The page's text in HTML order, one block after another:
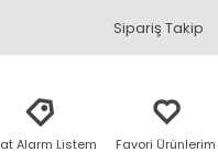
Sipariş Takip
Alarm Listem Favori Ürünlerim